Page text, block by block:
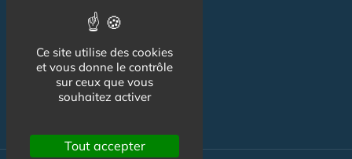
Emploi-formation-sante.com
Aidant.info
Creche-et-naissance.com
Ce site utilise des cookies
et vous donne le contrôle
sur ceux que vous
souhaitez activer
Tout accepter